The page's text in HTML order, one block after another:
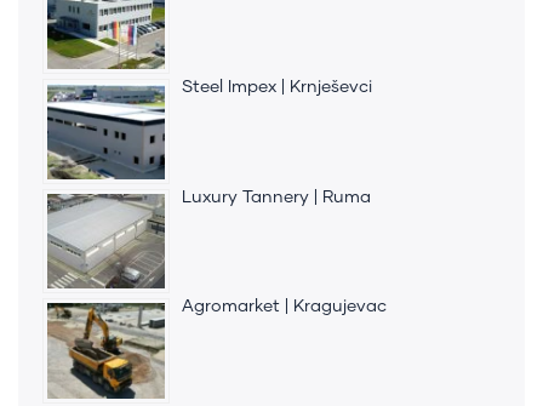
Steel Impex | Krnješevci
Luxury Tannery | Ruma
Agromarket | Kragujevac